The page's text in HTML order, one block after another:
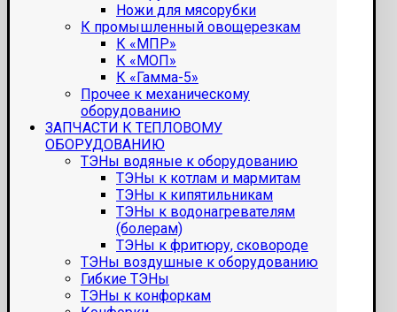
Ножи для мясорубки
К промышленный овощерезкам
К «МПР»
К «МОП»
К «Гамма-5»
Прочее к механическому
оборудованию
ЗАПЧАСТИ К ТЕПЛОВОМУ
ОБОРУДОВАНИЮ
ТЭНы водяные к оборудованию
ТЭНы к котлам и мармитам
ТЭНы к кипятильникам
ТЭНы к водонагревателям
(болерам)
ТЭНы к фритюру, сковороде
ТЭНы воздушные к оборудованию
Гибкие ТЭНы
ТЭНы к конфоркам